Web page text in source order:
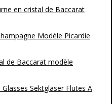
en cristal de Baccarat
Modéle Picardie
de Baccarat modèle
Sektgläser Flutes A